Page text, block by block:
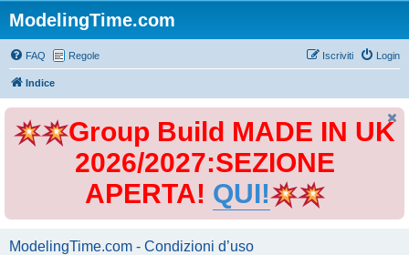
ModelingTime.com
FAQ Regole Login
Iscriviti
Indice
Group Build MADE IN UK
2026/2027:SEZIONE
APERTA! QUI!
ModelingTime.com - Condizioni d’uso